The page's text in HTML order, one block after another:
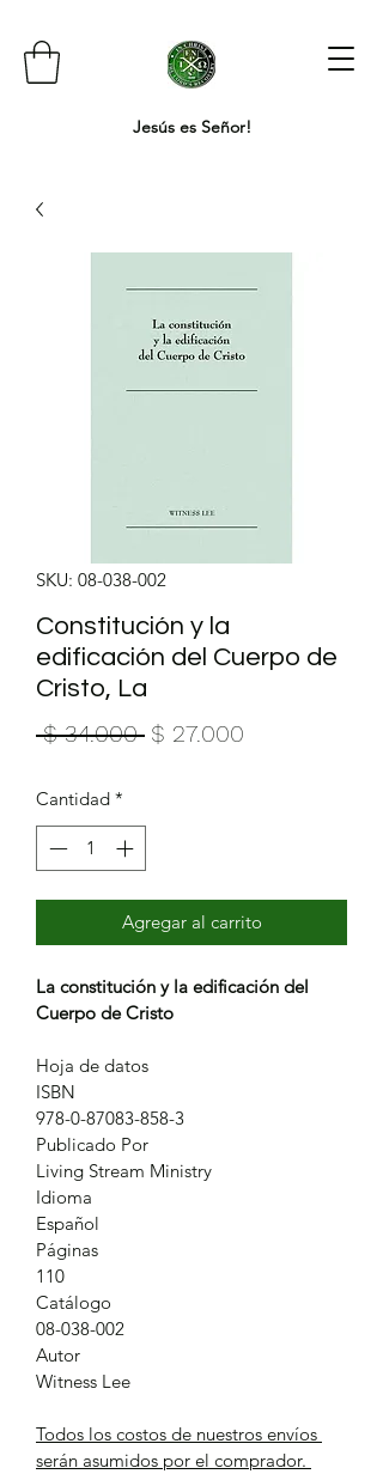
Jesús es Señor!
SKU: 08-038-002
Constitución y la
edificación del Cuerpo de
Cristo, La
$ 34.000 Precio
$ 27.000
Cantidad *
Agregar al carrito
La constitución y la edificación del
Cuerpo de Cristo
Hoja de datos
ISBN
978-0-87083-858-3
Publicado Por
Living Stream Ministry
Idioma
Español
Páginas
110
Catálogo
08-038-002
Autor
Witness Lee
Todos los costos de nuestros envíos
serán asumidos por el comprador.